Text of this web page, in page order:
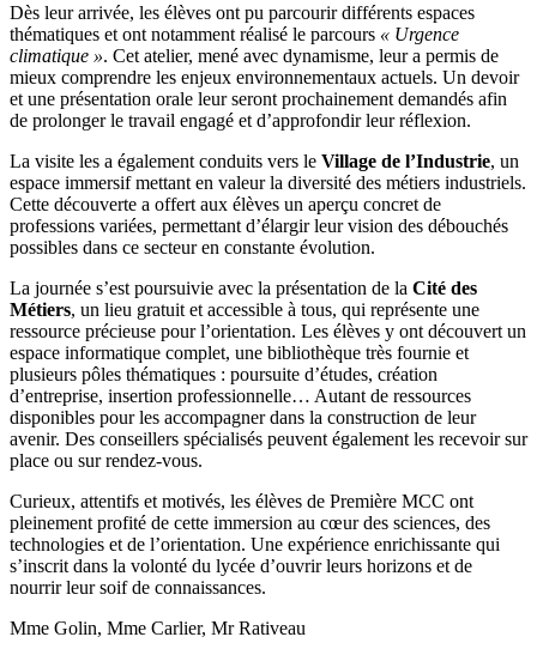
Dès leur arrivée, les élèves ont pu parcourir différents espaces
thématiques et ont notamment réalisé le parcours « Urgence
climatique ». Cet atelier, mené avec dynamisme, leur a permis de
mieux comprendre les enjeux environnementaux actuels. Un devoir
et une présentation orale leur seront prochainement demandés afin
de prolonger le travail engagé et d’approfondir leur réflexion.
La visite les a également conduits vers le Village de l’Industrie, un
espace immersif mettant en valeur la diversité des métiers industriels.
Cette découverte a offert aux élèves un aperçu concret de
professions variées, permettant d’élargir leur vision des débouchés
possibles dans ce secteur en constante évolution.
La journée s’est poursuivie avec la présentation de la Cité des
Métiers, un lieu gratuit et accessible à tous, qui représente une
ressource précieuse pour l’orientation. Les élèves y ont découvert un
espace informatique complet, une bibliothèque très fournie et
plusieurs pôles thématiques : poursuite d’études, création
d’entreprise, insertion professionnelle… Autant de ressources
disponibles pour les accompagner dans la construction de leur
avenir. Des conseillers spécialisés peuvent également les recevoir sur
place ou sur rendez-vous.
Curieux, attentifs et motivés, les élèves de Première MCC ont
pleinement profité de cette immersion au cœur des sciences, des
technologies et de l’orientation. Une expérience enrichissante qui
s’inscrit dans la volonté du lycée d’ouvrir leurs horizons et de
nourrir leur soif de connaissances.
Mme Golin, Mme Carlier, Mr Rativeau